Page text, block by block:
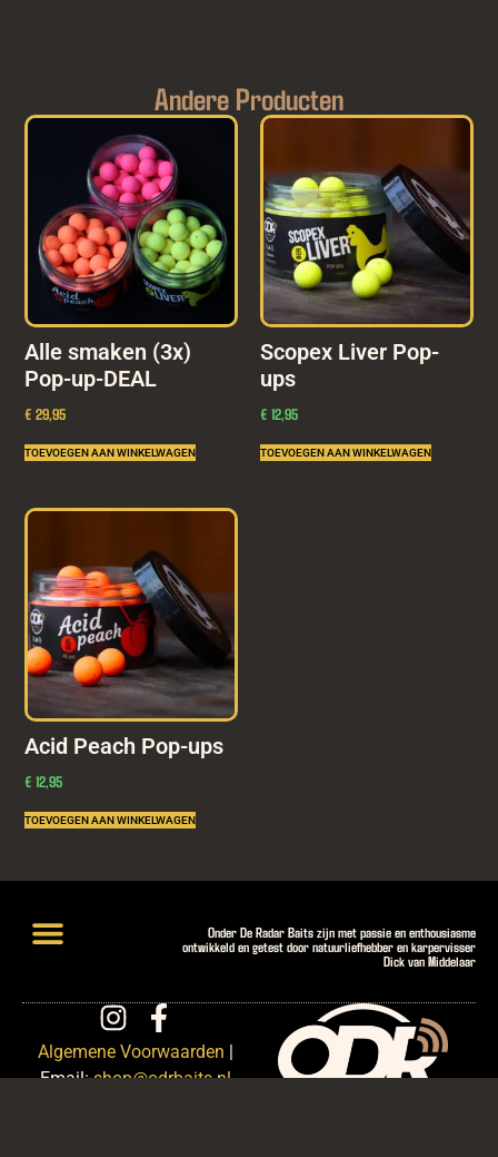
Andere Producten
Alle smaken (3x)
Pop-up-DEAL
€ 29,95
TOEVOEGEN AAN WINKELWAGEN
Scopex Liver Pop-
ups
€ 12,95
TOEVOEGEN AAN WINKELWAGEN
Acid Peach Pop-ups
€ 12,95
TOEVOEGEN AAN WINKELWAGEN
Onder De Radar Baits zijn met passie en enthousiasme
ontwikkeld en getest door natuurliefhebber en karpervisser
Dick van Middelaar
Algemene Voorwaarden |
Email:shop@odrbaits.nl